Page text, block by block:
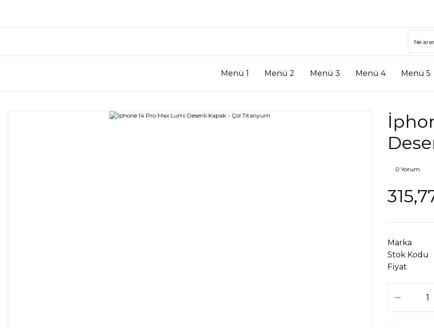
Menü 1 Menü 2 Menü 3 Menü 4 Menü 5
0 Yorum
Marka
Stok Kodu
Fiyat